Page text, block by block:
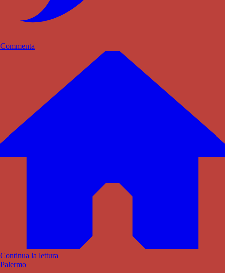
Commenta
Continua la lettura
Palermo